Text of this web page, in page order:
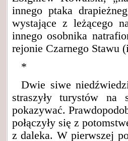
innego ptaka
wystające z leżącego
innego osobnika
rejonie Czarnego Stawu
*
Dwie siwe
straszyły turystów na
pokazywać.
połączyły się z
z daleka. W pierwszej